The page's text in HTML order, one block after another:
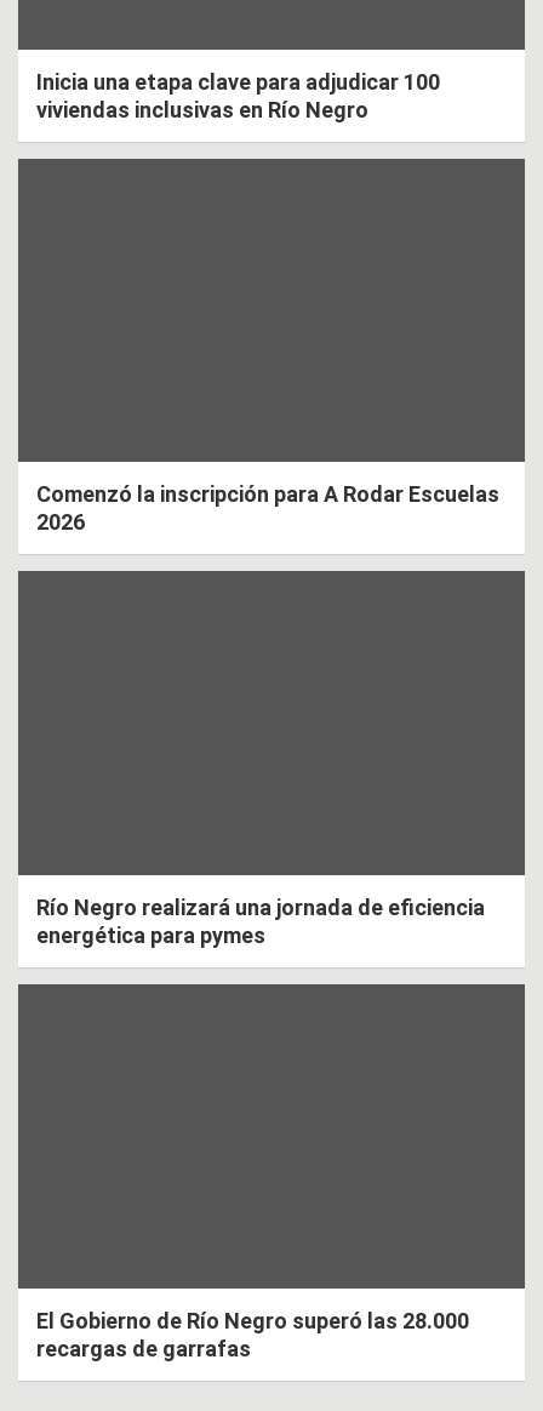
Inicia una etapa clave para adjudicar 100
viviendas inclusivas en Río Negro
Comenzó la inscripción para A Rodar Escuelas
2026
Río Negro realizará una jornada de eficiencia
energética para pymes
El Gobierno de Río Negro superó las 28.000
recargas de garrafas